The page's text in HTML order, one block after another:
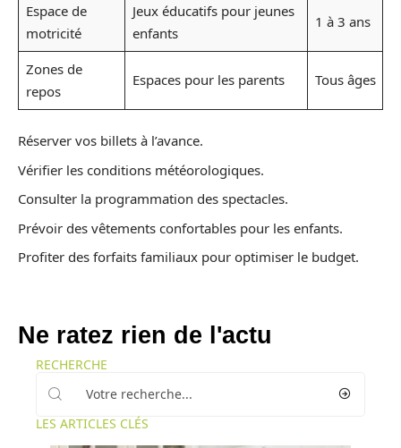
Espace de
motricité
Jeux éducatifs pour jeunes
enfants
1 à 3 ans
Zones de
repos
Espaces pour les parents Tous âges
Réserver vos billets à l’avance.
Vérifier les conditions météorologiques.
Consulter la programmation des spectacles.
Prévoir des vêtements confortables pour les enfants.
Profiter des forfaits familiaux pour optimiser le budget.
Ne ratez rien de l'actu
RECHERCHE
LES ARTICLES CLÉS